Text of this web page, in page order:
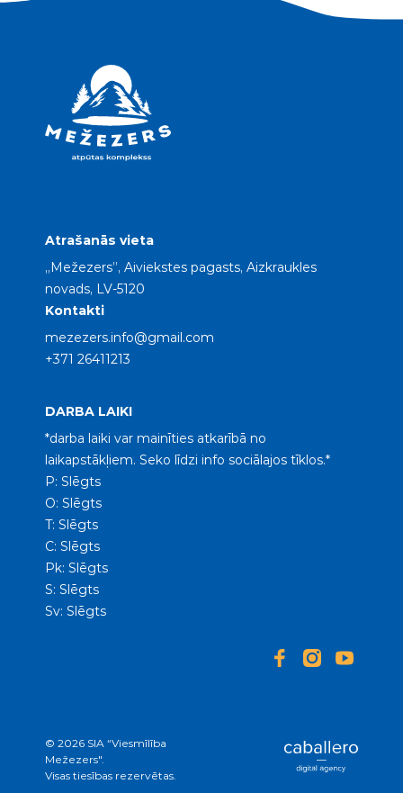
Atrašanās vieta
„Mežezers”, Aiviekstes pagasts, Aizkraukles
novads, LV-5120
Kontakti
mezezers.info@gmail.com
+371 26411213
DARBA LAIKI
*darba laiki var mainīties atkarībā no
laikapstākļiem. Seko līdzi info sociālajos tīklos.*
P: Slēgts
O: Slēgts
T: Slēgts
C: Slēgts
Pk: Slēgts
S: Slēgts
Sv: Slēgts
© 2026 SIA “Viesmīlība
Mežezers".
Visas tiesības rezervētas.